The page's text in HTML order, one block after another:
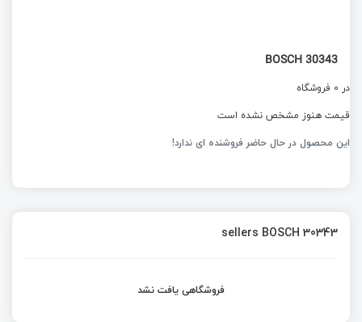
BOSCH 30343
در 0 فروشگاه
قیمت هنوز مشخص نشده است
این محصول در حال حاضر فروشنده ای ندارد!
sellers BOSCH 30343
فروشگاهی یافت نشد